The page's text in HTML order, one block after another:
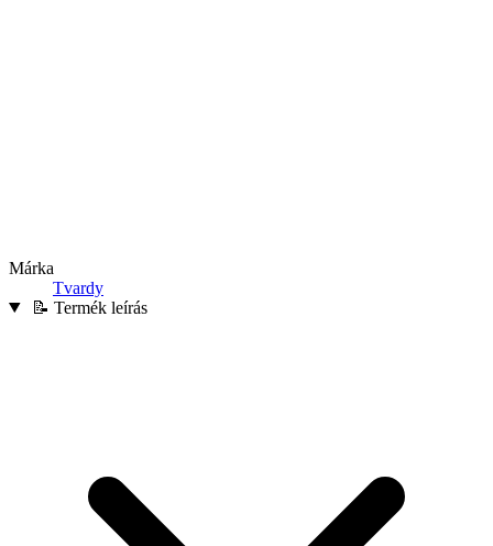
Márka
Tvardy
📝 Termék leírás